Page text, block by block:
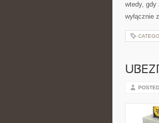
wtedy, gdy
wyłącznie